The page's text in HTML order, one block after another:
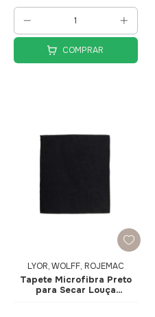
COMPRAR
LYOR, WOLFF, ROJEMAC
Tapete Microfibra Preto
para Secar Louça